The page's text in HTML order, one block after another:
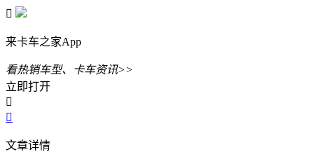

来卡车之家App
看热销车型、卡车资讯>>
立即打开


文章详情